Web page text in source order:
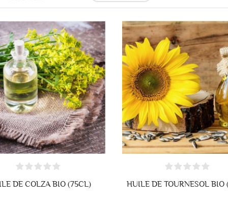
DE COLZA BIO (75CL) HUILE DE TOURNESOL BIO